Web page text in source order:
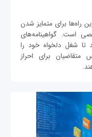
راه‌ها برای متمایز شدن
است. گواهینامه‌های
تا شغل دلخواه خود را
برای احراز